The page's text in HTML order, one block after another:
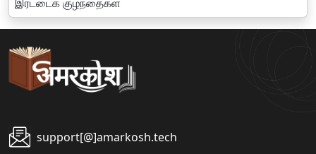
support[@]amarkosh.tech